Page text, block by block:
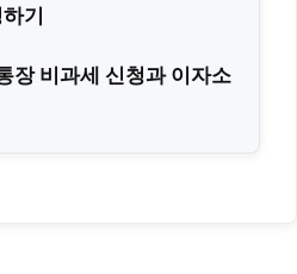
기
장 비과세 신청과 이자소